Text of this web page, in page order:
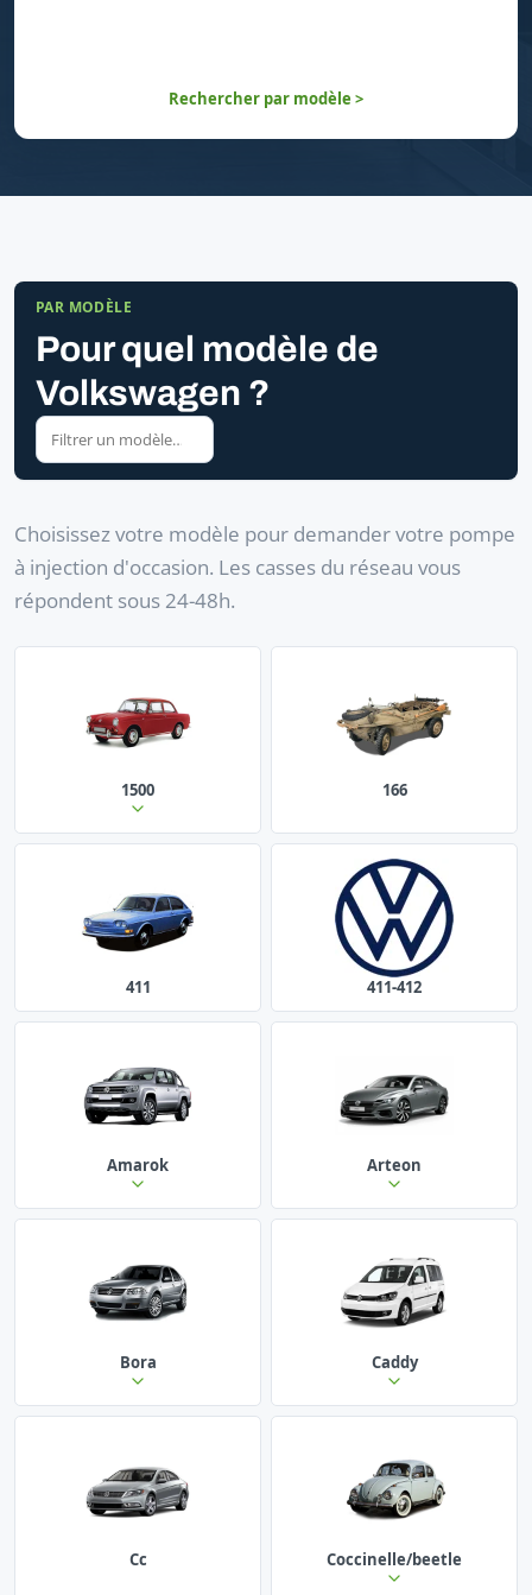
Rechercher par modèle >
PAR MODÈLE
Pour quel modèle de
Volkswagen ?
Choisissez votre modèle pour demander votre pompe
à injection d'occasion. Les casses du réseau vous
répondent sous 24-48h.
1500 166
411 411-412
Amarok Arteon
Bora Caddy
Cc Coccinelle/beetle